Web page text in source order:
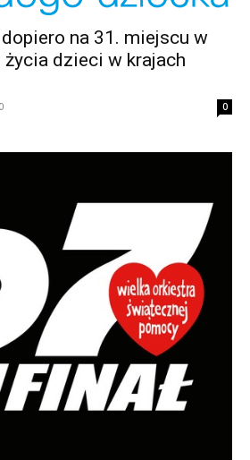
na 31. miejscu w
dzieci w krajach
0